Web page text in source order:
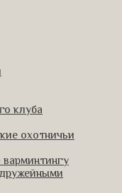
клуба
охотничьи